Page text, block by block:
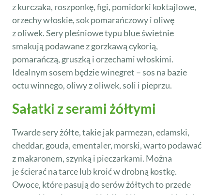
z kurczaka, roszponkę, figi, pomidorki koktajlowe,
orzechy włoskie, sok pomarańczowy i oliwę
z oliwek. Sery pleśniowe typu blue świetnie
smakują podawane z gorzkawą cykorią,
pomarańczą, gruszką i orzechami włoskimi.
Idealnym sosem będzie winegret – sos na bazie
octu winnego, oliwy z oliwek, soli i pieprzu.
Sałatki z serami żółtymi
Twarde sery żółte, takie jak parmezan, edamski,
cheddar, gouda, ementaler, morski, warto podawać
z makaronem, szynką i pieczarkami. Można
je ścierać na tarce lub kroić w drobną kostkę.
Owoce, które pasują do serów żółtych to przede